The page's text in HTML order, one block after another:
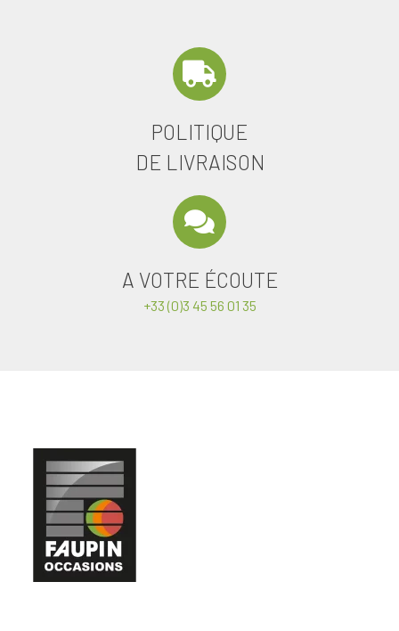
POLITIQUE
DE LIVRAISON
A VOTRE ÉCOUTE
+33 (0)3 45 56 01 35